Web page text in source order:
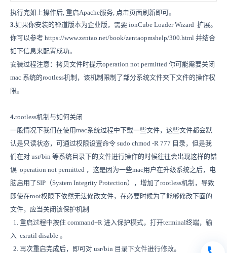
执行完如上操作后, 重启Apache服务, 点击页面刷新即可。
3.如果你安装的禅道版本为企业版，需要 ionCube Loader Wizard 扩展。
你可以参考 https://www.zentao.net/book/zentaopmshelp/300.html 并结合
如下信息来配置成功。
安装过程注意：拷贝文件时提示operation not permitted 你可能需要关闭
mac 系统的rootless机制，该机制限制了部分系统文件夹下文件的操作权
限。
4.rootless机制与如何关闭
一般情况下我们在使用mac系统过程中下载一些文件，这些文件都会默
认是只读状态，可通过权限设置命令 sudo chmod -R 777 目录，但是我
们在对 usr/bin 等系统目录下的文件进行操作的时候往往会出现这样的错
误 operation not permitted ，这是因为一些mac用户在升级系统之后，电
脑启用了SIP（System Integrity Protection），增加了rootless机制，导致
即使在root权限下依然无法修改文件，在必要时候为了能够修改下面的
文件，应当关闭该保护机制
1. 重启过程中按住 command+R 进入保护模式，打开terminal终端，输
入 csrutil disable 。
2. 再次重启完成后，即可对 usr/bin 目录下文件进行修改。